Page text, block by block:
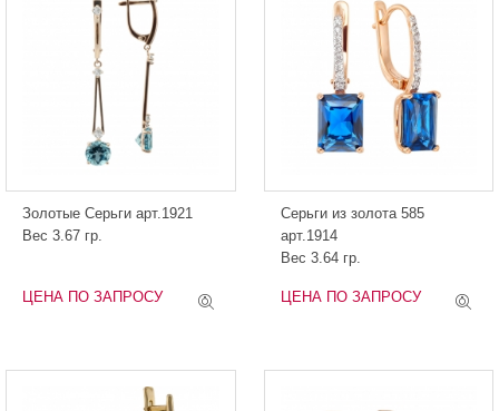
Золотые Серьги арт.1921
Вес 3.67 гр.
ЦЕНА ПО ЗАПРОСУ
Серьги из золота 585
арт.1914
Вес 3.64 гр.
ЦЕНА ПО ЗАПРОСУ